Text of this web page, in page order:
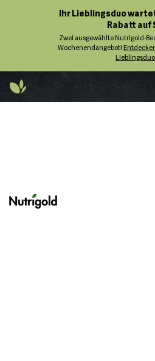
Ihr Lieblingsduo
Rabatt auf
Zwei ausgewählte Nutrigold-
Wochenendangebot!